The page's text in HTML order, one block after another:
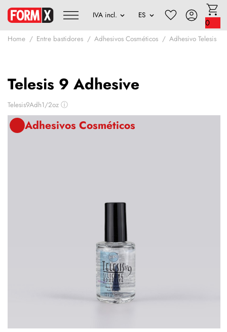
0
Home Entre bastidores Adhesivos Cosméticos Adhesivo Telesis
Telesis 9 Adhesive
Telesis9Adh1/2oz ⓘ
Adhesivos Cosméticos